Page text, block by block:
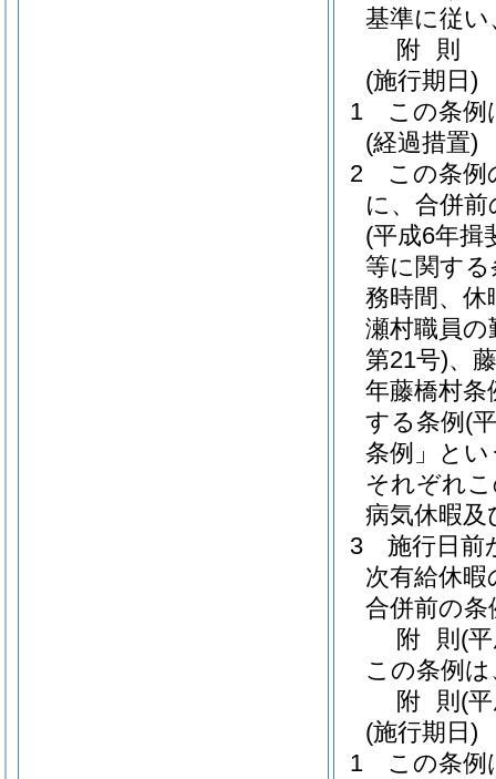
基準に従
附 則
(施行期日)
1
この条例
(経過措置)
2
この条例
に、合併
(平成6年揖
等に関する
務時間、休
瀬村職員の
第21号)、
年藤橋村条
する条例 (
条例」とい
それぞれ
病気休暇
3
施行日前
次有給休
合併前の
附 則 (
この条例
附 則 (
(施行期日)
1
この条例